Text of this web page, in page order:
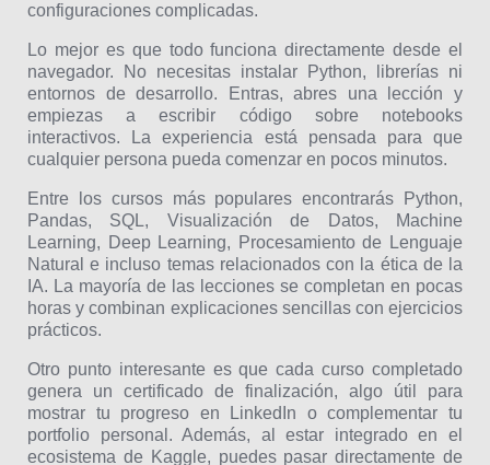
configuraciones complicadas.
Lo mejor es que todo funciona directamente desde el
navegador. No necesitas instalar Python, librerías ni
entornos de desarrollo. Entras, abres una lección y
empiezas a escribir código sobre notebooks
interactivos. La experiencia está pensada para que
cualquier persona pueda comenzar en pocos minutos.
Entre los cursos más populares encontrarás Python,
Pandas, SQL, Visualización de Datos, Machine
Learning, Deep Learning, Procesamiento de Lenguaje
Natural e incluso temas relacionados con la ética de la
IA. La mayoría de las lecciones se completan en pocas
horas y combinan explicaciones sencillas con ejercicios
prácticos.
Otro punto interesante es que cada curso completado
genera un certificado de finalización, algo útil para
mostrar tu progreso en LinkedIn o complementar tu
portfolio personal. Además, al estar integrado en el
ecosistema de Kaggle, puedes pasar directamente de